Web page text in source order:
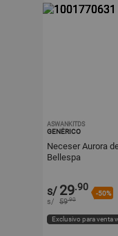
ASWANKITDS
GENÉRICO
Neceser Aurora
Bellespa
s/ 29.90
-50%
s/ 59.90
Exclusivo para venta